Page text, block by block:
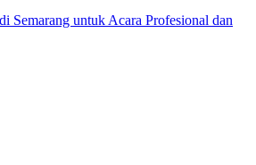
Semarang untuk Acara Profesional dan